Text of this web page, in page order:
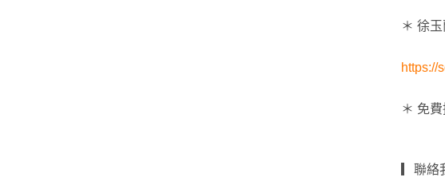
＊ 徐
https://
＊ 免
▎聯絡